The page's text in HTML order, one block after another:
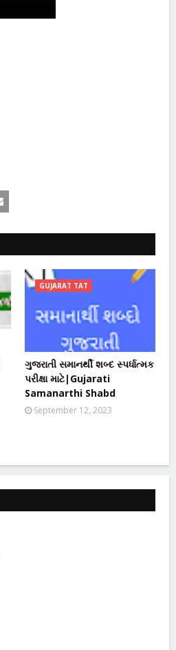
GUJARAT TAT
ગુજરાતી સમાનર્થી શબ્દ સ્પર્ધાત્મક
પરીક્ષા માટે|Gujarati
Samanarthi Shabd
September 12, 2023